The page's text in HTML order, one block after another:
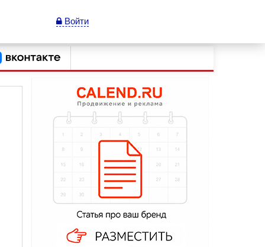
Войти